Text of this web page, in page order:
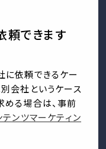
頼できます
に依頼できるケー
会社というケース
める場合は、事前
テンツマーケティン